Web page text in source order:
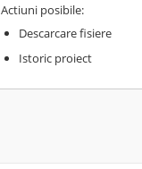
Actiuni posibile:
Descarcare fisiere
Istoric proiect